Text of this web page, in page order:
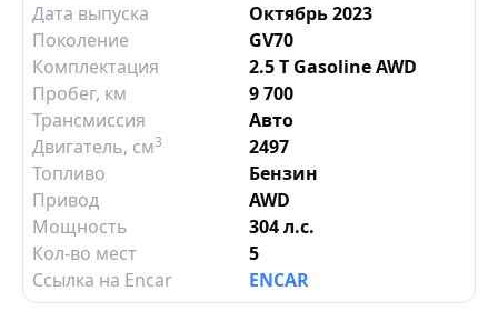
Дата выпуска
Октябрь 2023
Поколение
GV70
Комплектация
2.5 T Gasoline AWD
Пробег, км
9 700
Трансмиссия
Авто
Двигатель, см3
2497
Топливо
Бензин
Привод
AWD
Мощность
304 л.с.
Кол-во мест
5
Ссылка на Encar
ENCAR